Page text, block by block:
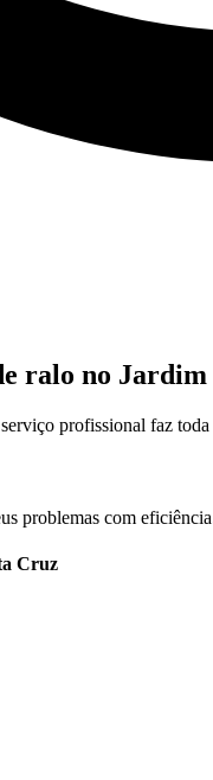
ralo no
profissional faz
problemas com
Cruz